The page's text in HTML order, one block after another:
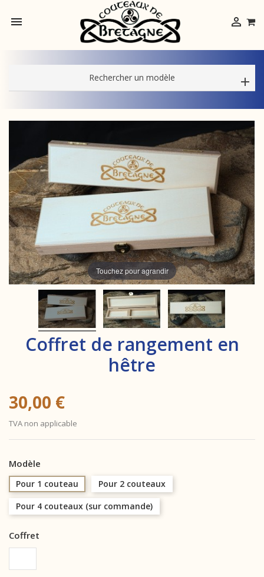
 
Rechercher un modèle
Touchez pour agrandir
Coffret de rangement en
hêtre
30,00 €
TVA non applicable
Modèle
Pour 1 couteau
Pour 2 couteaux
Pour 4 couteaux (sur commande)
Coffret